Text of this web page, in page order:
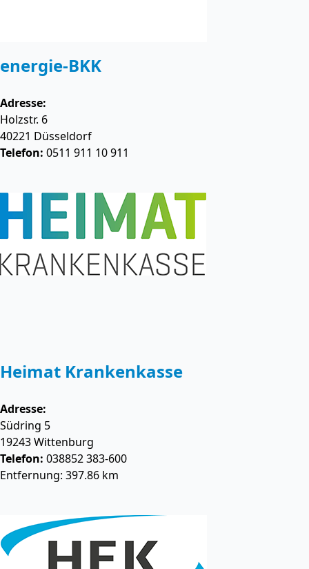
energie-BKK
Adresse:
Holzstr. 6
40221 Düsseldorf
Telefon: 0511 911 10 911
Heimat Krankenkasse
Adresse:
Südring 5
19243Wittenburg
Telefon: 038852 383-600
Entfernung: 397.86 km